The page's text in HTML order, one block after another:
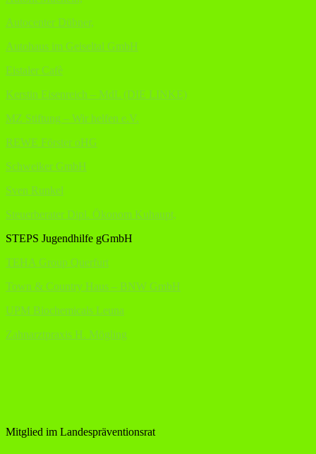
Autocenter Dübner,
Autohaus im Geiseltal GmbH
Eistaler Cafè
Kerstin Eisenreich – MdL (DIE LINKE)
MZ Stiftung – Wir helfen e.V.
REWE Förster oHG
Schweiker GmbH
Sven Runkel
Steuerberater Dipl. Ökonom Kuhaupt,
STEPS Jugendhilfe gGmbH
TEHA Group Querfurt
Town & Country Haus – BNW GmbH
UPM Biochemicals Leuna
Zahnarztpraxis H. Mögling
Mitglied im Landespräventionsrat